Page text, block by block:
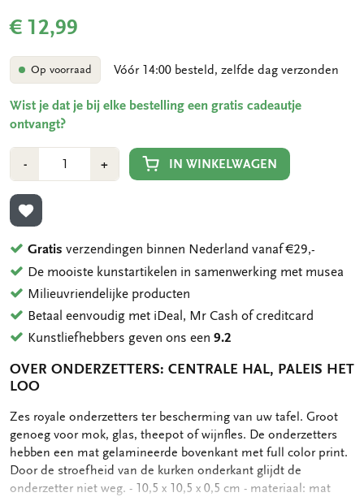
€ 12,99
Op voorraad Vóór 14:00 besteld, zelfde dag verzonden
Wist je dat je bij elke bestelling een gratis cadeautje
ontvangt?
-Min
1
+Plus
1
IN WINKELWAGEN
TOEVOEGEN AAN VERLANGLIJST
Gratis verzendingen binnen Nederland vanaf €29,-
De mooiste kunstartikelen in samenwerking met musea
Milieuvriendelijke producten
Betaal eenvoudig met iDeal, Mr Cash of creditcard
Kunstliefhebbers geven ons een9.2
OVER ONDERZETTERS: CENTRALE HAL, PALEIS HET
LOO
OMSCHRIJVING
Zes royale onderzetters ter bescherming van uw tafel. Groot
genoeg voor mok, glas, theepot of wijnfles. De onderzetters
hebben een mat gelamineerde bovenkant met full color print.
Door de stroefheid van de kurken onderkant glijdt de
onderzetter niet weg. - 10,5 x 10,5 x 0,5 cm - materiaal: mat